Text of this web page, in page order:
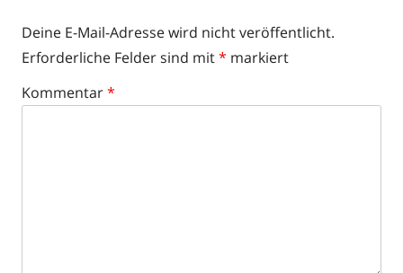
Deine E-Mail-Adresse wird nicht veröffentlicht.
Erforderliche Felder sind mit* markiert
Kommentar*